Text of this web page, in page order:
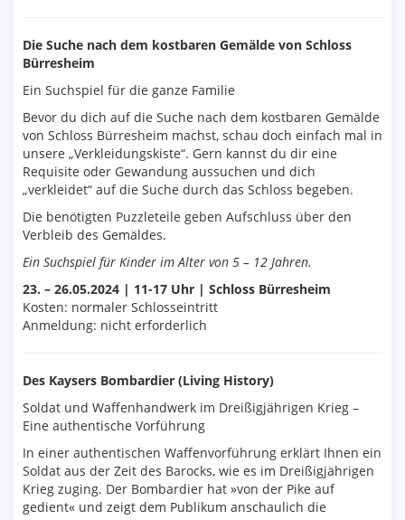
Die Suche nach dem kostbaren Gemälde von Schloss
Bürresheim
Ein Suchspiel für die ganze Familie
Bevor du dich auf die Suche nach dem kostbaren Gemälde
von Schloss Bürresheim machst, schau doch einfach mal in
unsere „Verkleidungskiste“. Gern kannst du dir eine
Requisite oder Gewandung aussuchen und dich
„verkleidet“ auf die Suche durch das Schloss begeben.
Die benötigten Puzzleteile geben Aufschluss über den
Verbleib des Gemäldes.
Ein Suchspiel für Kinder im Alter von 5 – 12 Jahren.
23. – 26.05.2024 | 11-17 Uhr | Schloss Bürresheim
Kosten: normaler Schlosseintritt
Anmeldung: nicht erforderlich
Des Kaysers Bombardier (Living History)
Soldat und Waffenhandwerk im Dreißigjährigen Krieg –
Eine authentische Vorführung
In einer authentischen Waffenvorführung erklärt Ihnen ein
Soldat aus der Zeit des Barocks, wie es im Dreißigjährigen
Krieg zuging. Der Bombardier hat »von der Pike auf
gedient« und zeigt dem Publikum anschaulich die